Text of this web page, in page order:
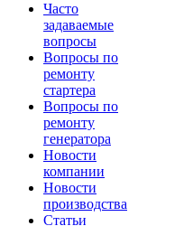
Часто
задаваемые
вопросы
Вопросы по
ремонту
стартера
Вопросы по
ремонту
генератора
Новости
компании
Новости
производства
Статьи